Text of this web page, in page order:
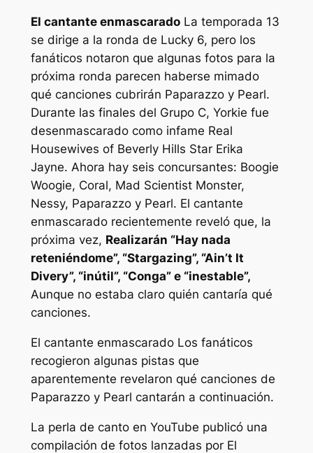
El cantante enmascaradoLa temporada 13
se dirige a la ronda de Lucky 6, pero los
fanáticos notaron que algunas fotos para la
próxima ronda parecen haberse mimado
qué canciones cubrirán Paparazzo y Pearl.
Durante las finales del Grupo C, Yorkie fue
desenmascarado como infame Real
Housewives of Beverly Hills Star Erika
Jayne. Ahora hay seis concursantes: Boogie
Woogie, Coral, Mad Scientist Monster,
Nessy, Paparazzo y Pearl. El cantante
enmascaradorecientemente reveló que, la
próxima vez, Realizarán “Hay nada
reteniéndome”, “Stargazing”, “Ain’t It
Divery”, “inútil”, “Conga” e “inestable”,
Aunque no estaba claro quién cantaría qué
canciones.
El cantante enmascaradoLos fanáticos
recogieron algunas pistas que
aparentemente revelaron qué canciones de
Paparazzo y Pearl cantarán a continuación.
La perla de cantoen YouTube publicó una
compilación de fotos lanzadas por El